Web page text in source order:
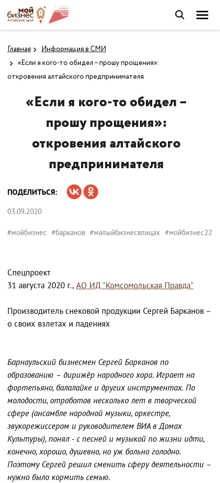
Главная
Информация в СМИ
«Если я кого-то обидел – прошу прощения»:
откровения алтайского предпринимателя
«Если я кого-то обидел –
прошу прощения»:
откровения алтайского
предпринимателя
ПОДЕЛИТЬСЯ:
03.09.2020
#мойбизнес #барканов #малыйбизнесвлицах #мойбизнес22
Спецпроект
31 августа 2020 г., АО ИД "Комсомольская Правда"
Производитель снековой продукции Сергей Барканов –
о своих взлетах и падениях
Барнаульский бизнесмен Сергей Барканов по
образованию – дирижёр народного хора. Играет на
фортепьяно, балалайке и других инструментах. По
молодости, отработав несколько лет в творческой
сфере (ансамбле народной музыки, оркестре,
звукорежиссером и руководителем ВИА в Домах
Культуры), понял - с песней и музыкой по жизни идти,
конечно, хорошо, душевно, но уж больно голодно.
Поэтому Сергей решил сменить сферу деятельности –
нужно было кормить семью.